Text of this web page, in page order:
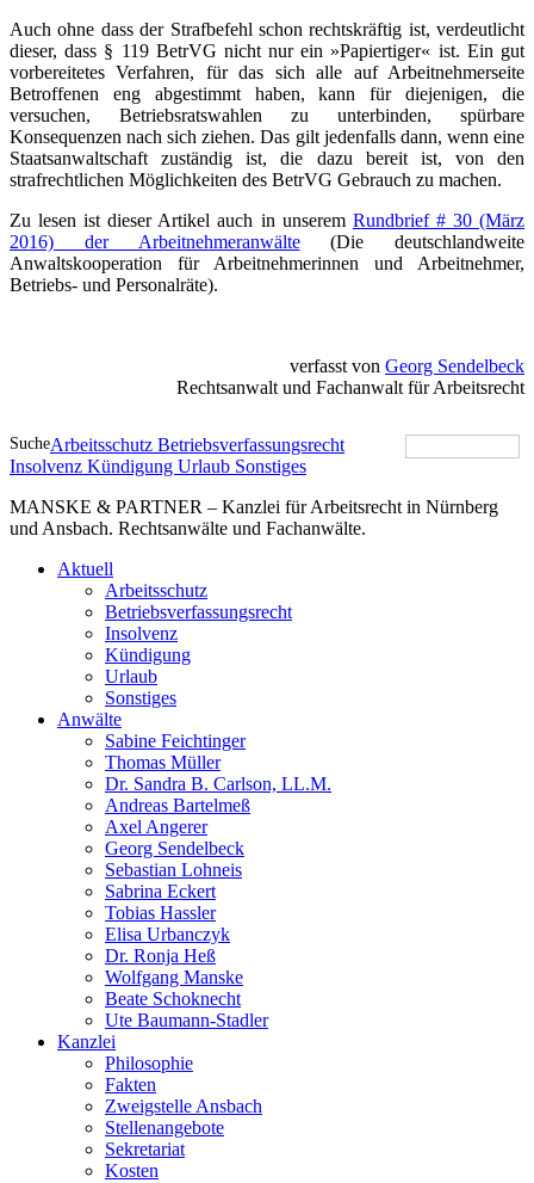
Auch ohne dass der Strafbefehl schon rechtskräftig ist, verdeutlicht
dieser, dass § 119 BetrVG nicht nur ein »Papiertiger« ist. Ein gut
vorbereitetes Verfahren, für das sich alle auf Arbeitnehmerseite
Betroffenen eng abgestimmt haben, kann für diejenigen, die
versuchen, Betriebsratswahlen zu unterbinden, spürbare
Konsequenzen nach sich ziehen. Das gilt jedenfalls dann, wenn eine
Staatsanwaltschaft zuständig ist, die dazu bereit ist, von den
strafrechtlichen Möglichkeiten des BetrVG Gebrauch zu machen.
Zu lesen ist dieser Artikel auch in unserem Rundbrief # 30 (März
2016) der Arbeitnehmeranwälte(Die deutschlandweite
Anwaltskooperation für Arbeitnehmerinnen und Arbeitnehmer,
Betriebs- und Personalräte).
verfasst von Georg Sendelbeck
Rechtsanwalt und Fachanwalt für Arbeitsrecht
SucheArbeitsschutz Betriebsverfassungsrecht
Insolvenz Kündigung Urlaub Sonstiges
MANSKE & PARTNER – Kanzlei für Arbeitsrecht in Nürnberg
und Ansbach. Rechtsanwälte und Fachanwälte.
Aktuell
Arbeitsschutz
Betriebsverfassungsrecht
Insolvenz
Kündigung
Urlaub
Sonstiges
Anwälte
Sabine Feichtinger
Thomas Müller
Dr. Sandra B. Carlson, LL.M.
Andreas Bartelmeß
Axel Angerer
Georg Sendelbeck
Sebastian Lohneis
Sabrina Eckert
Tobias Hassler
Elisa Urbanczyk
Dr. Ronja Heß
Wolfgang Manske
Beate Schoknecht
Ute Baumann-Stadler
Kanzlei
Philosophie
Fakten
Zweigstelle Ansbach
Stellenangebote
Sekretariat
Kosten